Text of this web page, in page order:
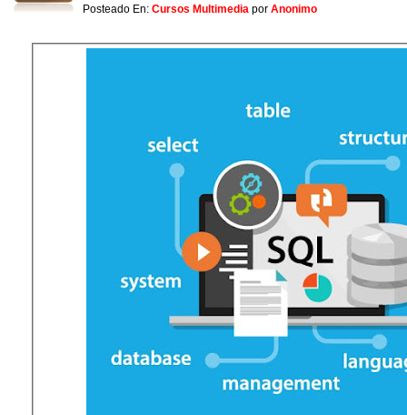
Posteado En: Cursos Multimedia por Anonimo